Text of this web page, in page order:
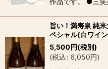
旨い！満寿泉 純
ペシャル(白ワイ
5,500円(税別)
(税込: 6,050円)